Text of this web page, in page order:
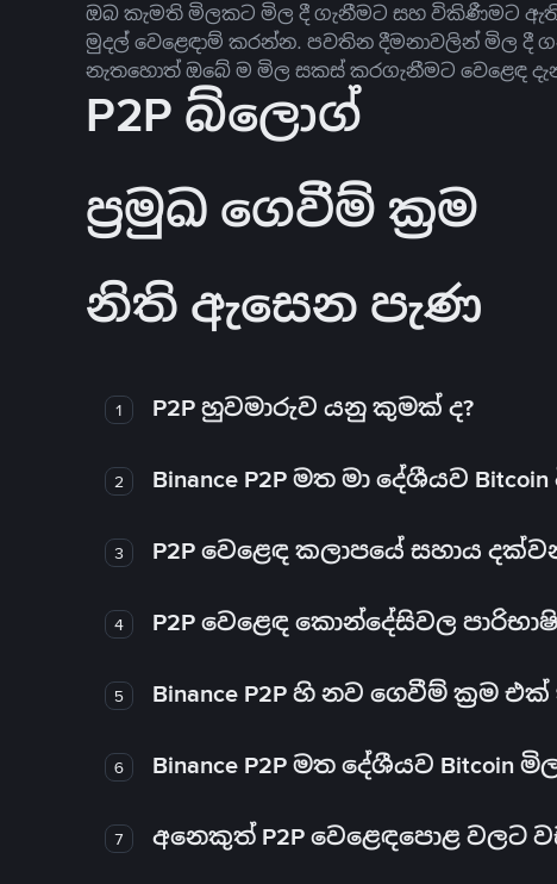
ඔබ කැමති මිලකට මිල දී ගැනීමට සහ විකිණීමට
මුදල් වෙළෙඳාම් කරන්න. පවතින දීමනාවලින් මිල
නැතහොත් ඔබේ ම මිල සකස් කරගැනීමට වෙළෙඳ
P2P බ්ලොග්
ප්‍රමුඛ ගෙවීම් ක්‍රම
නිති ඇසෙන පැණ
1 P2P හුවමාරුව යනු කුමක් ද?
2 Binance P2P මත මා දේශීයව
3 P2P වෙළෙඳ කලාපයේ සහාය
4 P2P වෙළෙඳ කොන්දේසිවල
5 Binance P2P හි නව ගෙවීම් ක්‍රම
6 Binance P2P මත දේශීයව Bitcoin
7 අනෙකුත් P2P වෙළෙඳපොළ වලට